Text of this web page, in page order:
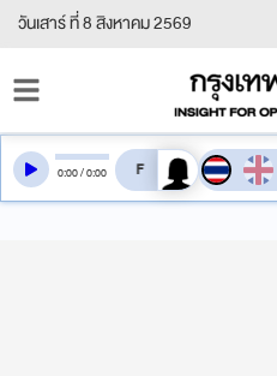
วันเสาร์ ที่ 8 สิงหาคม 2569
0:00/0:00 สลับเสียงอ่าน